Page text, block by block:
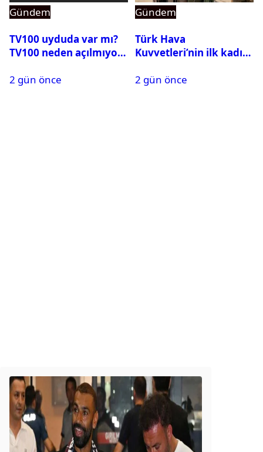
Gündem
TV100 uyduda var mı?
TV100 neden açılmıyor?
2 gün önce
Gündem
Türk Hava
Kuvvetleri’nin ilk kadın
Karapınar hakkında
2 gün önce